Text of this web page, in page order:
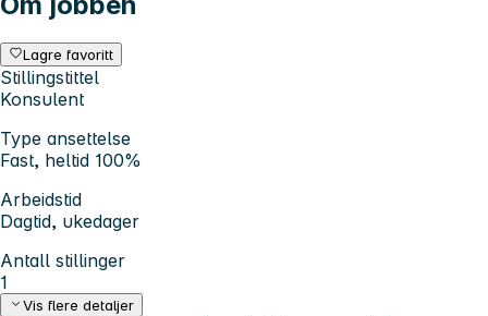
Lagre favoritt
Stillingstittel
Konsulent
Type ansettelse
Fast, heltid 100%
Arbeidstid
Dagtid, ukedager
Antall stillinger
1
Vis flere detaljer